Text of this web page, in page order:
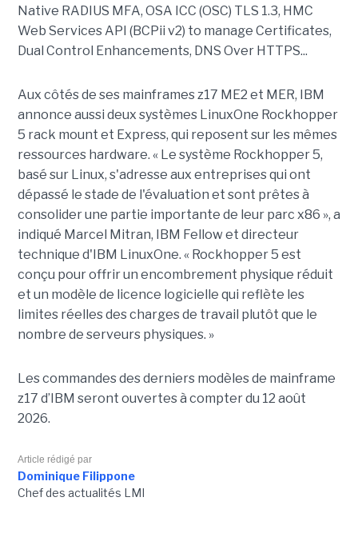
Native RADIUS MFA, OSA ICC (OSC) TLS 1.3, HMC
Web Services API (BCPii v2) to manage Certificates,
Dual Control Enhancements, DNS Over HTTPS...
Aux côtés de ses mainframes z17 ME2 et MER, IBM
annonce aussi deux systèmes LinuxOne Rockhopper
5 rack mount et Express, qui reposent sur les mêmes
ressources hardware. « Le système Rockhopper 5,
basé sur Linux, s'adresse aux entreprises qui ont
dépassé le stade de l'évaluation et sont prêtes à
consolider une partie importante de leur parc x86 », a
indiqué Marcel Mitran, IBM Fellow et directeur
technique d'IBM LinuxOne. « Rockhopper 5 est
conçu pour offrir un encombrement physique réduit
et un modèle de licence logicielle qui reflète les
limites réelles des charges de travail plutôt que le
nombre de serveurs physiques. »
Les commandes des derniers modèles de mainframe
z17 d’IBM seront ouvertes à compter du 12 août
2026.
Article rédigé par
Dominique Filippone
Chef des actualités LMI